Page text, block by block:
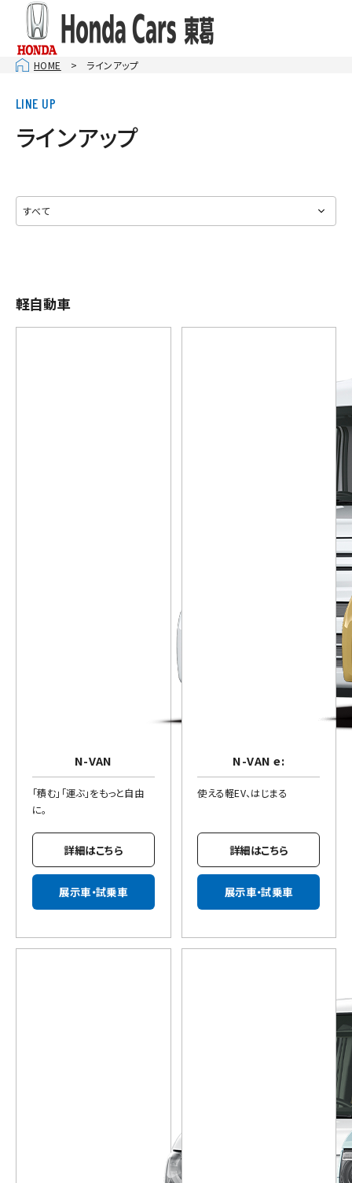
HOME ラインアップ
ラインアップ
軽自動車
N-VAN
「積む」「運ぶ」をもっと自由
に。
詳細はこちら
展示車・試乗車
N-VAN e:
使える軽EV、はじまる
詳細はこちら
展示車・試乗車